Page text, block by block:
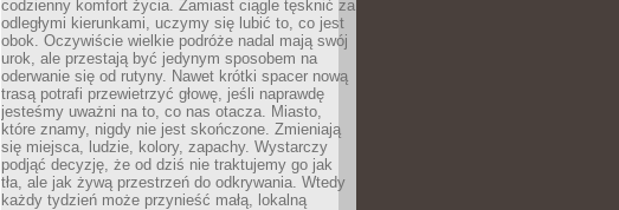
codzienny komfort życia. Zamiast ciągle tęsknić za
odległymi kierunkami, uczymy się lubić to, co jest
obok. Oczywiście wielkie podróże nadal mają swój
urok, ale przestają być jedynym sposobem na
oderwanie się od rutyny. Nawet krótki spacer nową
trasą potrafi przewietrzyć głowę, jeśli naprawdę
jesteśmy uważni na to, co nas otacza. Miasto,
które znamy, nigdy nie jest skończone. Zmieniają
się miejsca, ludzie, kolory, zapachy. Wystarczy
podjąć decyzję, że od dziś nie traktujemy go jak
tła, ale jak żywą przestrzeń do odkrywania. Wtedy
każdy tydzień może przynieść małą, lokalną